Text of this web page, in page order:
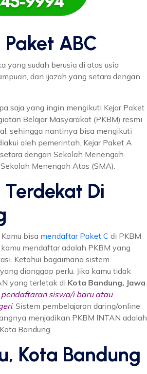
ABC
yang sudah berusia di atas usia
dan ijazah yang setara dengan
saja yang ingin mengikuti Kejar Paket
Belajar Masyarakat (PKBM) resmi
sehingga nantinya bisa mengikuti
oleh pemerintah. Kejar Paket A
dengan Sekolah Menengah
Menengah Atas (SMA).
Di
bisa mendaftar Paket C di PKBM
mendaftar adalah PKBM yang
Ketahui bagaimana sistem
dianggap perlu. Jika kamu tidak
yang terletak di Kota Bandung, Jawa
pendaftaran siswa/i baru atau
. Sistem pembelajaran daring/online
menjadikan PKBM INTAN adalah
Bandung
Kota Bandung